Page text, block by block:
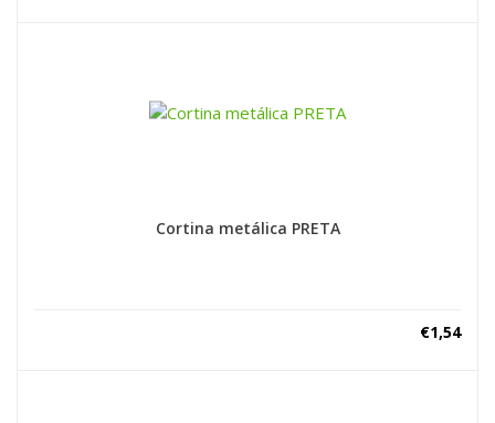
Cortina metálica PRETA
€1,54